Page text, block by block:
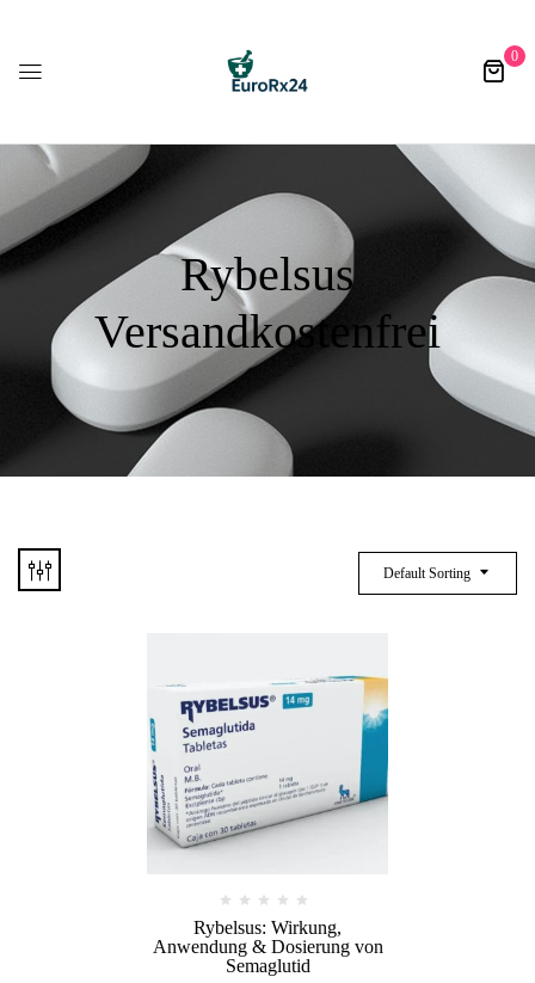
0
Rybelsus
Versandkostenfrei
Default Sorting
Rybelsus: Wirkung,
Anwendung & Dosierung von
Semaglutid